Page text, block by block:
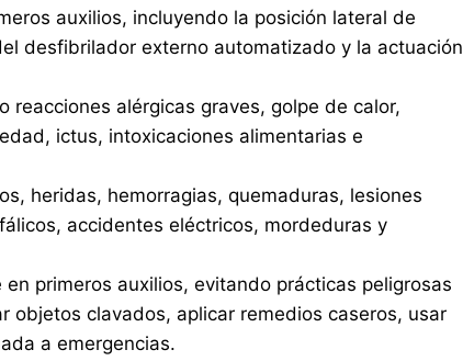
auxilios, incluyendo la posición lateral de
desfibrilador externo automatizado y la actuación
reacciones alérgicas graves, golpe de calor,
ictus, intoxicaciones alimentarias e
heridas, hemorragias, quemaduras, lesiones
accidentes eléctricos, mordeduras y
primeros auxilios, evitando prácticas peligrosas
objetos clavados, aplicar remedios caseros, usar
a emergencias.